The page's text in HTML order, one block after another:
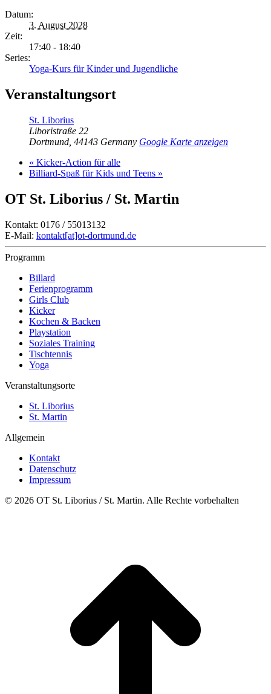
Datum:
3. August 2028
Zeit:
17:40 - 18:40
Series:
Yoga-Kurs für Kinder und Jugendliche
Veranstaltungsort
St. Liborius
Liboristraße 22
Dortmund 44143 Germany Google Karte anzeigen
« Kicker-Action für alle
Billiard-Spaß für Kids und Teens »
OT St. Liborius / St. Martin
Kontakt: 0176 / 55013132
E-Mail: kontakt[at]ot-dortmund.de
Programm
Billard
Ferienprogramm
Girls Club
Kicker
Kochen & Backen
Playstation
Soziales Training
Tischtennis
Yoga
Veranstaltungsorte
St. Liborius
St. Martin
Allgemein
Kontakt
Datenschutz
Impressum
© 2026 OT St. Liborius / St. Martin. Alle Rechte vorbehalten